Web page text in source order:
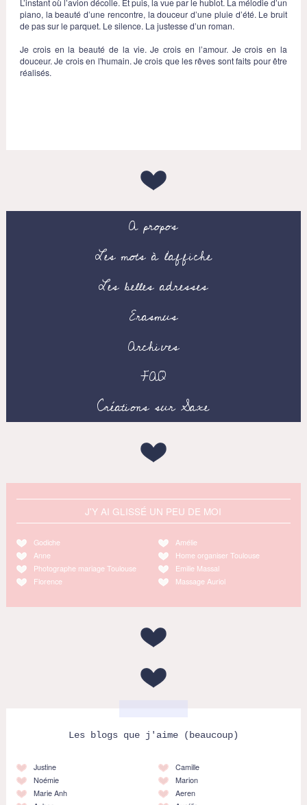
piano, la beauté d’une rencontre, la douceur d’une pluie d’été. Le bruit
de pas sur le parquet. Le silence. La justesse d’un roman.
Je crois en la beauté de la vie. Je crois en l’amour. Je crois en la
douceur. Je crois en l'humain. Je crois que les rêves sont faits pour être
réalisés.
A propos
Les mots à l’affiche
Les belles adresses
Erasmus
Archives
FAQ
Créations sur Saxe
J'Y AI GLISSÉ UN PEU DE MOI
Godiche
Anne
Photographe mariage Toulouse
Florence
Amélie
Home organiser Toulouse
Emilie Massal
Massage Auriol
Les blogs que j'aime (beaucoup)
Justine
Noémie
Marie Anh
Camille
Marion
Aeren